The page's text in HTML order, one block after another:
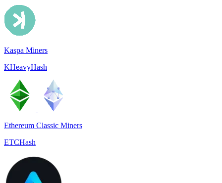
Kaspa Miners
KHeavyHash
Ethereum Classic Miners
ETCHash